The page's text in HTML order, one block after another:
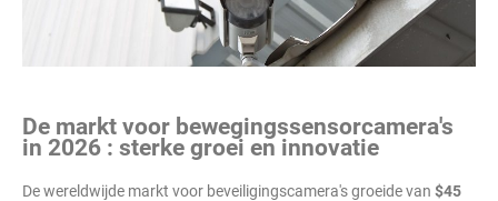
De markt voor bewegingssensorcamera's
in 2026 : sterke groei en innovatie
De wereldwijde markt voor beveiligingscamera's groeide van $45